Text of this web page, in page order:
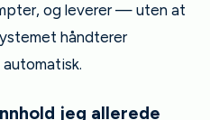
og leverer — uten at
håndterer
jeg allerede